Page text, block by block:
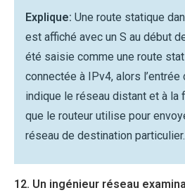
Explique: Une route statique
est affiché avec un S au début
été saisie comme une route
connectée à IPv4, alors
indique le réseau distant et à la
que le routeur utilise pour
réseau de destination particulier.
12. Un ingénieur réseau